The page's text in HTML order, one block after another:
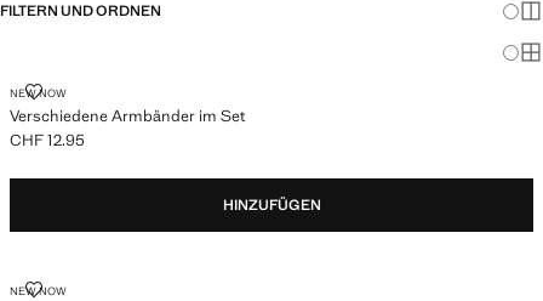
FILTERN UND ORDNEN
NEW NOW
Verschiedene Armbänder im Set
VERSCHIEDENE ARMBÄNDER IM SET
Aktueller Preis [CHF 12.95 ]
CHF 12.95
HINZUFÜGEN
NEW NOWVERSCHIEDENE ARMBÄNDER IM SET